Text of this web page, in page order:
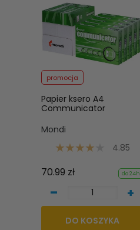
promocja
Papier ksero A4
Communicator
Mondi
4.85
70.99 zł do 24h
- +
DO KOSZYKA